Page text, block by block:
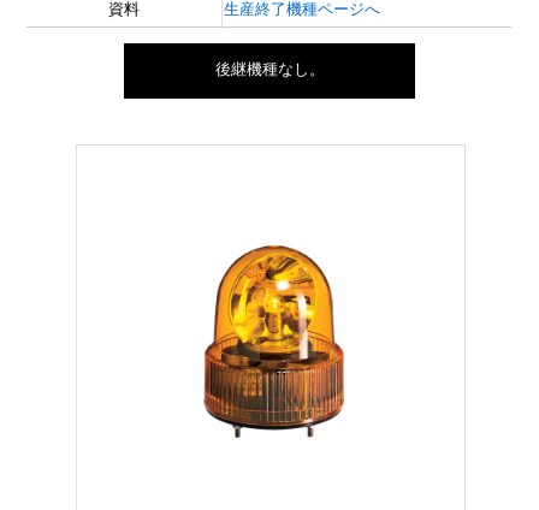
資料
生産終了機種ページへ
後継機種なし。